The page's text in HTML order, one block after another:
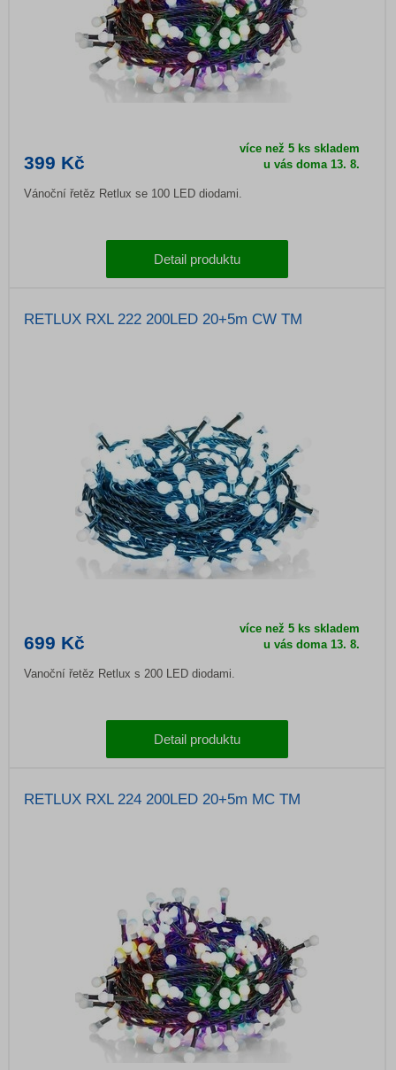
399 Kč
více než 5 ks skladem
u vás doma 13. 8.
Vánoční řetěz Retlux se 100 LED diodami.
Detail produktu
RETLUX RXL 222 200LED 20+5m CW TM
699 Kč
více než 5 ks skladem
u vás doma 13. 8.
Vanoční řetěz Retlux s 200 LED diodami.
Detail produktu
RETLUX RXL 224 200LED 20+5m MC TM